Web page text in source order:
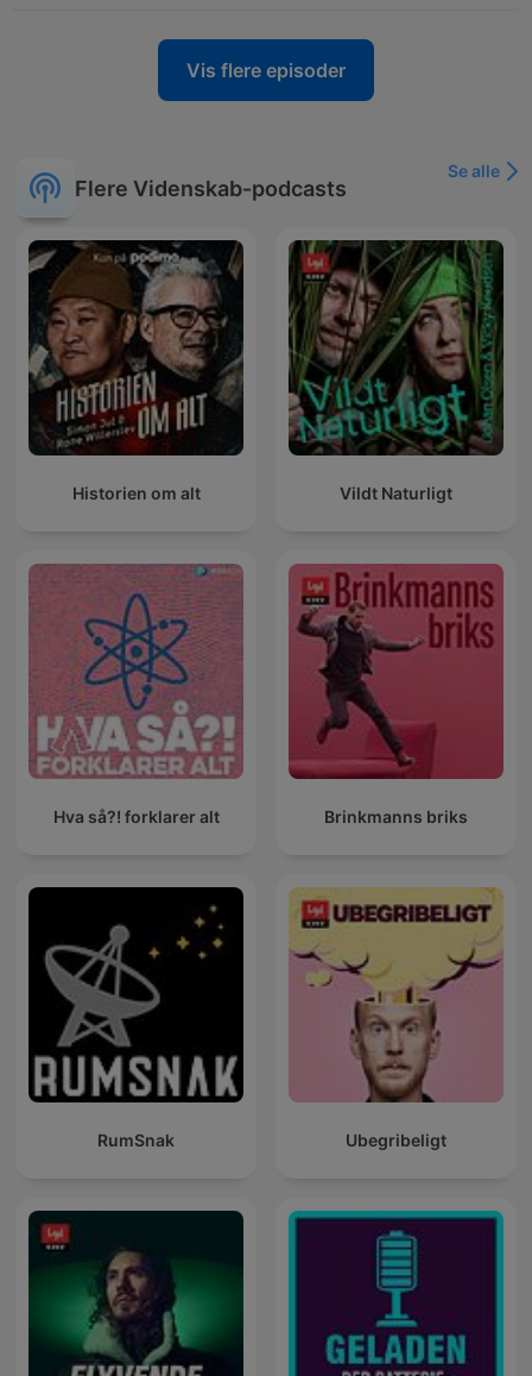
Vis flere episoder
Flere Videnskab-podcasts
Se alle
Historien om alt Vildt Naturligt
Hva så?! forklarer alt Brinkmanns briks
RumSnak Ubegribeligt